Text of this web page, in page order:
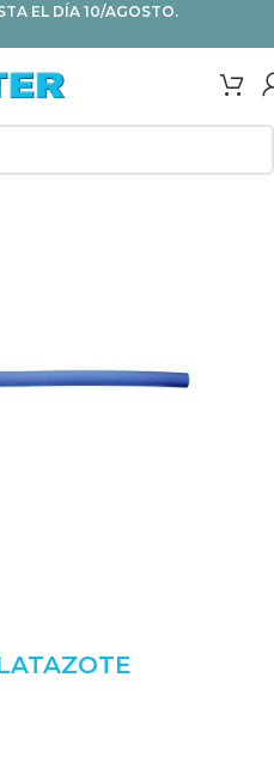
EL DÍA 10/AGOSTO.